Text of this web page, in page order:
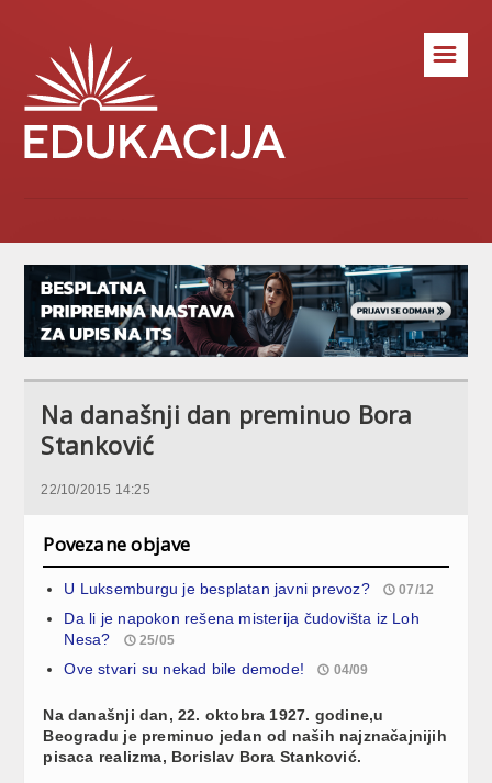
☰
Na današnji dan preminuo Bora
Stanković
22/10/2015 14:25
Povezane objave
U Luksemburgu je besplatan javni prevoz? 07/12
Da li je napokon rešena misterija čudovišta iz Loh
Nesa?
25/05
Ove stvari su nekad bile demode! 04/09
Na današnji dan, 22. oktobra 1927. godine,u
Beogradu je preminuo jedan od naših najznačajnijih
pisaca realizma, Borislav Bora Stanković.